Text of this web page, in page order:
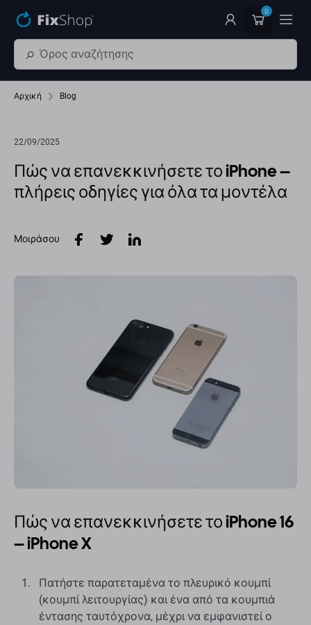
0
Αρχική Blog
22/09/2025
Μοιράσου
Πώς να επανεκκινήσετε το iPhone –
πλήρεις οδηγίες για όλα τα μοντέλα
Πώς να επανεκκινήσετε το iPhone 16
– iPhone X
Πατήστε παρατεταμένα το πλευρικό κουμπί
(κουμπί λειτουργίας) και ένα από τα κουμπιά
έντασης ταυτόχρονα, μέχρι να εμφανιστεί ο